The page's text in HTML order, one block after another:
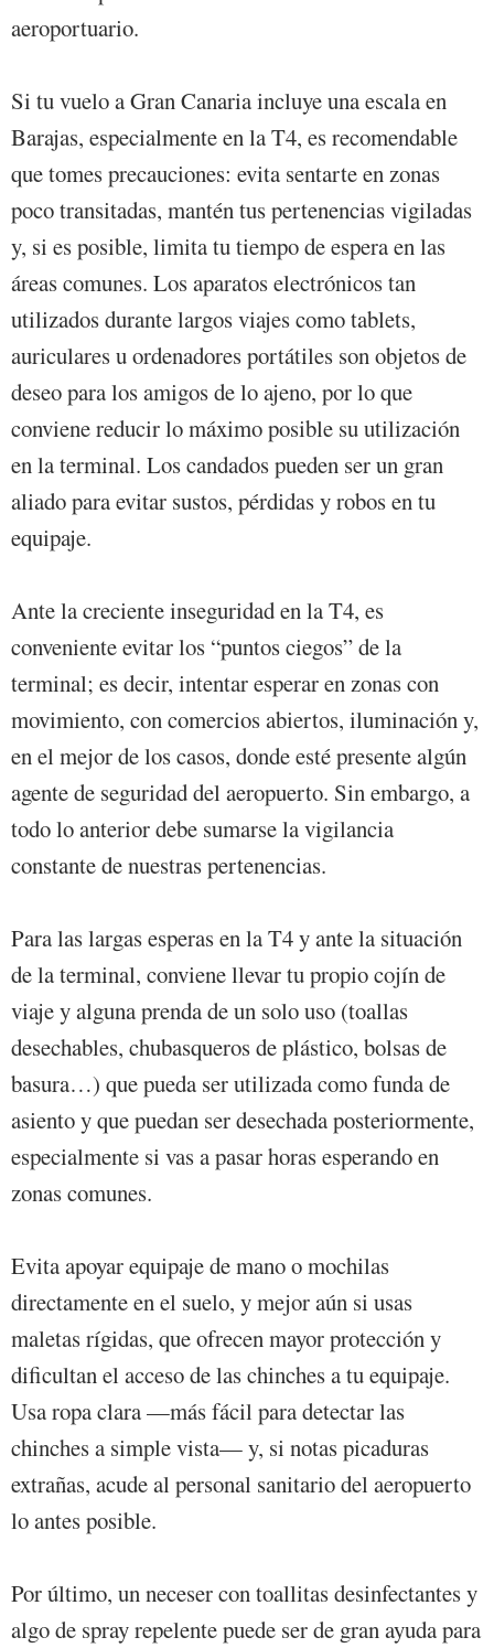
aeroportuario.
Si tu vuelo a Gran Canaria incluye una escala en
Barajas, especialmente en la T4, es recomendable
que tomes precauciones: evita sentarte en zonas
poco transitadas, mantén tus pertenencias vigiladas
y, si es posible, limita tu tiempo de espera en las
áreas comunes. Los aparatos electrónicos tan
utilizados durante largos viajes como tablets,
auriculares u ordenadores portátiles son objetos de
deseo para los amigos de lo ajeno, por lo que
conviene reducir lo máximo posible su utilización
en la terminal. Los candados pueden ser un gran
aliado para evitar sustos, pérdidas y robos en tu
equipaje.
Ante la creciente inseguridad en la T4, es
conveniente evitar los “puntos ciegos” de la
terminal; es decir, intentar esperar en zonas con
movimiento, con comercios abiertos, iluminación y,
en el mejor de los casos, donde esté presente algún
agente de seguridad del aeropuerto. Sin embargo, a
todo lo anterior debe sumarse la vigilancia
constante de nuestras pertenencias.
Para las largas esperas en la T4 y ante la situación
de la terminal, conviene llevar tu propio cojín de
viaje y alguna prenda de un solo uso (toallas
desechables, chubasqueros de plástico, bolsas de
basura…) que pueda ser utilizada como funda de
asiento y que puedan ser desechada posteriormente,
especialmente si vas a pasar horas esperando en
zonas comunes.
Evita apoyar equipaje de mano o mochilas
directamente en el suelo, y mejor aún si usas
maletas rígidas, que ofrecen mayor protección y
dificultan el acceso de las chinches a tu equipaje.
Usa ropa clara —más fácil para detectar las
chinches a simple vista— y, si notas picaduras
extrañas, acude al personal sanitario del aeropuerto
lo antes posible.
Por último, un neceser con toallitas desinfectantes y
algo de spray repelente puede ser de gran ayuda para